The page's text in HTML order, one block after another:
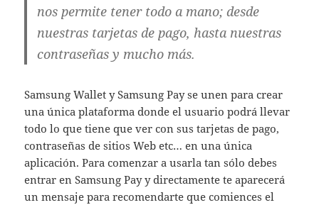
nos permite tener todo a mano; desde
nuestras tarjetas de pago, hasta nuestras
contraseñas y mucho más.
Samsung Wallet y Samsung Pay se unen para crear
una única plataforma donde el usuario podrá llevar
todo lo que tiene que ver con sus tarjetas de pago,
contraseñas de sitios Web etc… en una única
aplicación. Para comenzar a usarla tan sólo debes
entrar en Samsung Pay y directamente te aparecerá
un mensaje para recomendarte que comiences el